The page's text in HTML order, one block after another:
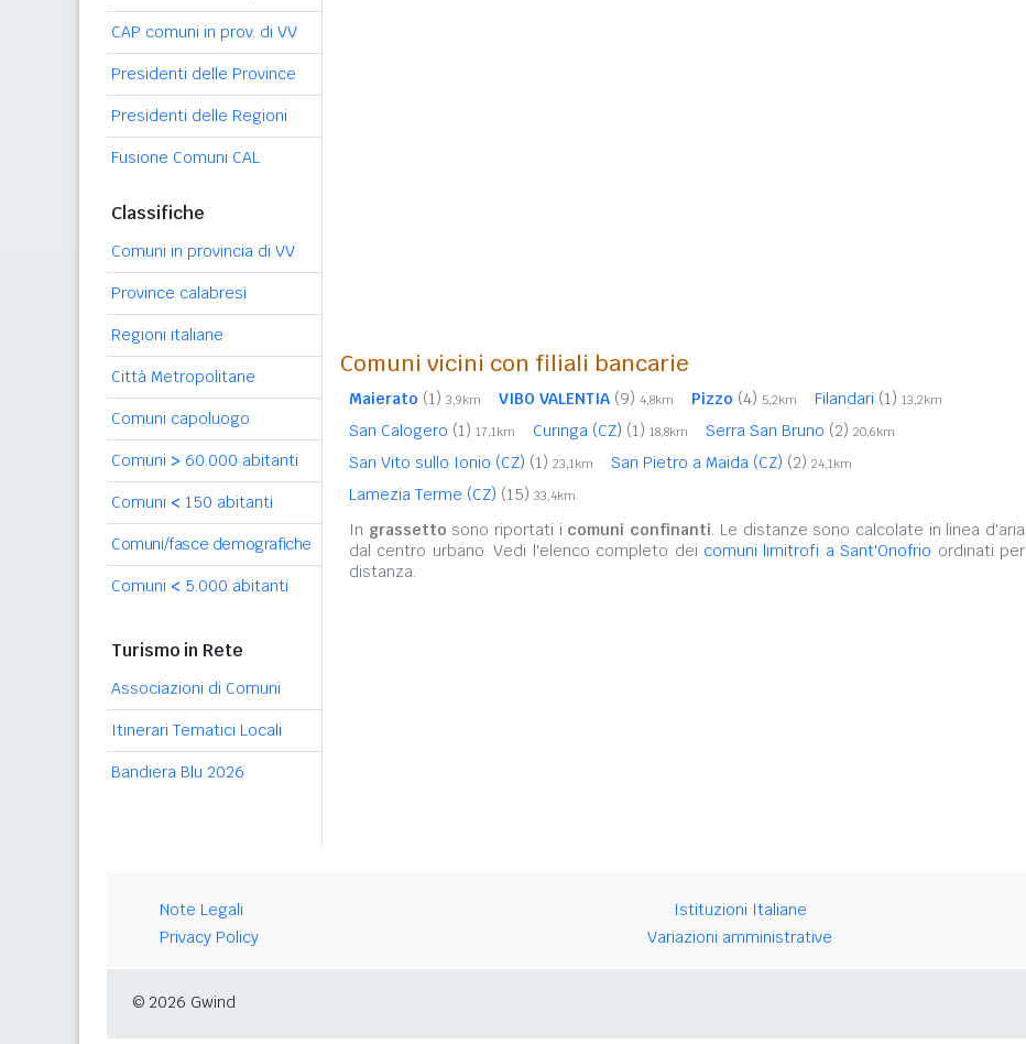
CAP comuni in prov. di VV
Presidenti delle Province
Presidenti delle Regioni
Fusione Comuni CAL
Classifiche
Comuni in provincia di VV
Province calabresi
Regioni italiane
Città Metropolitane
Comuni capoluogo
Comuni > 60.000 abitanti
Comuni < 150 abitanti
Comuni/fasce demografiche
Comuni < 5.000 abitanti
Turismo in Rete
Associazioni di Comuni
Itinerari Tematici Locali
Bandiera Blu 2026
Comuni vicini con filiali bancarie
Maierato (1) 3,9km VIBO VALENTIA (9) 4,8km Pizzo (4) 5,2km Filandari (1) 13,2km
San Calogero (1) 17,1km Curinga (CZ) (1) 18,8km Serra San Bruno (2) 20,6km
San Vito sullo Ionio (CZ) (1) 23,1km San Pietro a Maida (CZ) (2) 24,1km
Lamezia Terme (CZ) (15) 33,4km
In grassetto sono riportati i comuni confinanti. Le distanze sono calcolate in linea d'aria
dal centro urbano. Vedi l'elenco completo dei comuni limitrofi a Sant'Onofrio ordinati per
distanza.
Note Legali
Privacy Policy
Istituzioni Italiane
Variazioni amministrative
© 2026 Gwind